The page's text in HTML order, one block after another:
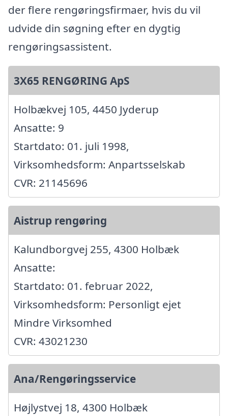
der flere rengøringsfirmaer, hvis du vil
udvide din søgning efter en dygtig
rengøringsassistent.
3X65 RENGØRING ApS
Holbækvej 105, 4450 Jyderup
Ansatte: 9
Startdato: 01. juli 1998,
Virksomhedsform: Anpartsselskab
CVR: 21145696
Aistrup rengøring
Kalundborgvej 255, 4300 Holbæk
Ansatte:
Startdato: 01. februar 2022,
Virksomhedsform: Personligt ejet
Mindre Virksomhed
CVR: 43021230
Ana/Rengøringsservice
Højlystvej 18, 4300 Holbæk